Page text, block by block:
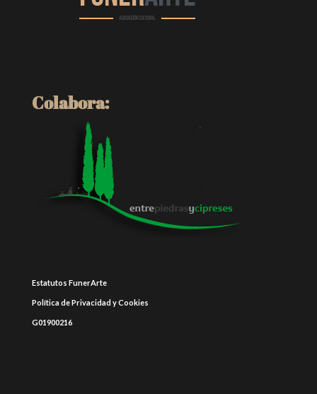
Colabora:
Estatutos FunerArte
Política de Privacidad y Cookies
G01900216